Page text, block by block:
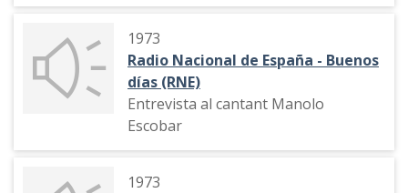
1973
Radio Nacional de España - Buenos
días (RNE)
Entrevista al cantant Manolo
Escobar
1973